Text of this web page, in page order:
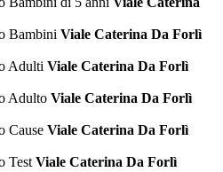
Bambini Viale Caterina Da Forlì
Adulti Viale Caterina Da Forlì
Adulto Viale Caterina Da Forlì
Cause Viale Caterina Da Forlì
Test Viale Caterina Da Forlì